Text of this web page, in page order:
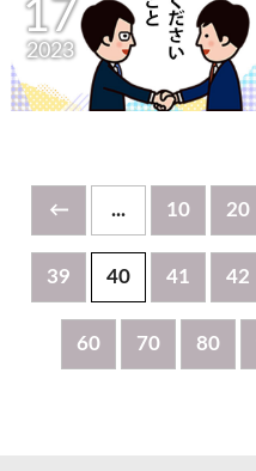
17
2023
← ... 10 20
39 40 41 42
60 70 80